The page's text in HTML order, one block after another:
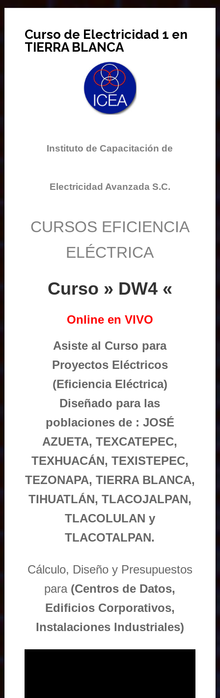
Curso de Electricidad 1 en
TIERRA BLANCA
Instituto de Capacitación de
Electricidad Avanzada S.C.
CURSOS EFICIENCIA
ELÉCTRICA
Curso » DW4 «
Online en VIVO
Asiste al Curso para
Proyectos Eléctricos
(Eficiencia Eléctrica)
Diseñado para las
poblaciones de : JOSÉ
AZUETA, TEXCATEPEC,
TEXHUACÁN, TEXISTEPEC,
TEZONAPA, TIERRA BLANCA,
TIHUATLÁN, TLACOJALPAN,
TLACOLULAN y
TLACOTALPAN.
Cálculo, Diseño y Presupuestos
para (Centros de Datos,
Edificios Corporativos,
Instalaciones Industriales)